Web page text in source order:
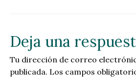
Deja una
Tu dirección de correo
publicada. Los campos